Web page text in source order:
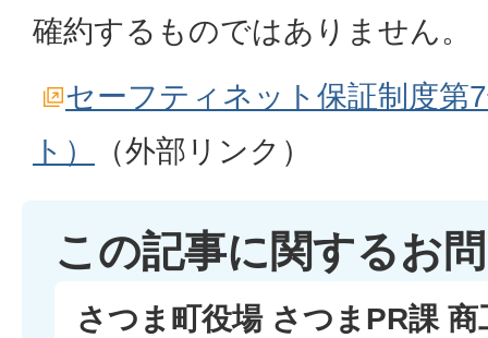
確約するものではありません。
セーフティネット保証制度第
ト）
（外部リンク）
この記事に関するお
さつま町役場 さつまPR課 商